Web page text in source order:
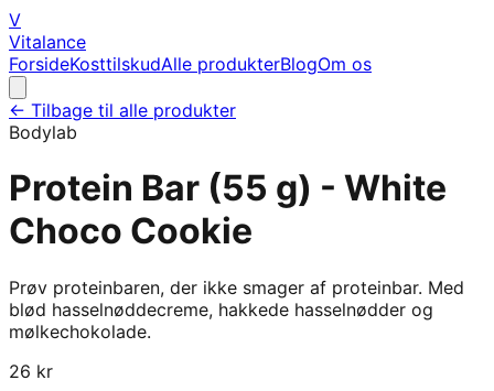
V
Vitalance
ForsideKosttilskudAlle produkterBlogOm os
← Tilbage til alle produkter
Bodylab
Protein Bar (55 g) - White
Choco Cookie
Prøv proteinbaren, der ikke smager af proteinbar. Med
blød hasselnøddecreme, hakkede hasselnødder og
mølkechokolade.
26 kr